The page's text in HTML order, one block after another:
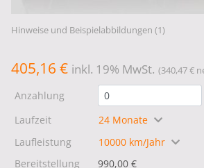
Hinweise und Beispielabbildungen (1)
405,16 € inkl. 19% MwSt. (340,47 €
Anzahlung
Laufzeit
24 Monate
Laufleistung
10000 km/Jahr
Bereitstellung
990,00 €